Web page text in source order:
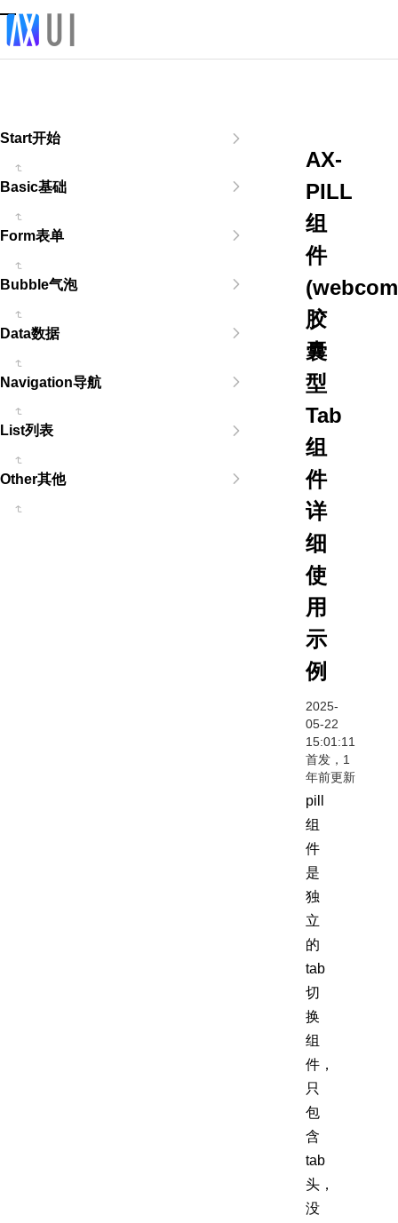
Start开始
Basic基础
Form表单
Bubble气泡
Data数据
Navigation导航
List列表
Other其他
AX-
PILL
组
件
胶
囊
型
Tab
组
件
详
细
使
用
示
例
2025-
05-22
15:01:11
首发，1
年前更新
pill
组
件
是
独
立
的
tab
切
换
组
件，
只
包
含
tab
头，
没